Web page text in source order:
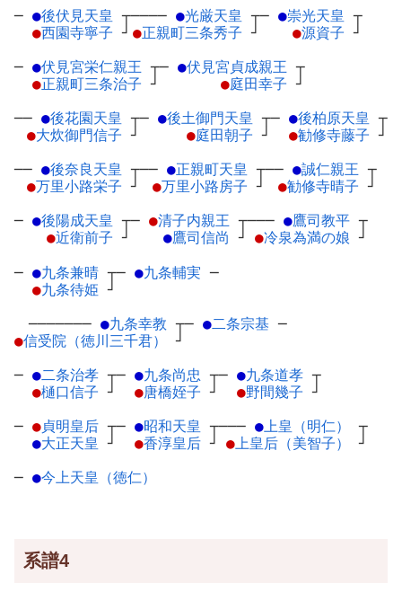
─ ●後伏見天皇 ┬
●西園寺寧子 ┘
──── ●光厳天皇 ┬
●正親町三条秀子 ┘
─ ●崇光天皇 ┬
●源資子 ┘
─ ●伏見宮栄仁親王 ┬
●正親町三条治子 ┘
─ ●伏見宮貞成親王 ┬
●庭田幸子 ┘
── ●後花園天皇 ┬
●大炊御門信子 ┘
─ ●後土御門天皇 ┬
●庭田朝子 ┘
─ ●後柏原天皇 ┬
●勧修寺藤子 ┘
── ●後奈良天皇 ┬
●万里小路栄子 ┘
── ●正親町天皇 ┬
●万里小路房子 ┘
── ●誠仁親王 ┬
●勧修寺晴子 ┘
─ ●後陽成天皇 ┬
●近衛前子 ┘
─ ●清子内親王 ┬
●鷹司信尚 ┘
─── ●鷹司教平 ┬
●冷泉為満の娘 ┘
─ ●九条兼晴 ┬
●九条待姫 ┘
─ ●九条輔実 ─
─────── ●九条幸教 ┬
●信受院（徳川三千君） ┘
─ ●二条宗基 ─
─ ●二条治孝 ┬
●樋口信子 ┘
─ ●九条尚忠 ┬
●唐橋姪子 ┘
─ ●九条道孝 ┬
●野間幾子 ┘
─ ●貞明皇后 ┬
●大正天皇 ┘
─ ●昭和天皇 ┬
●香淳皇后 ┘
─── ●上皇（明仁）
┬
●上皇后（美智子） ┘
─ ●今上天皇（徳仁）
系譜4